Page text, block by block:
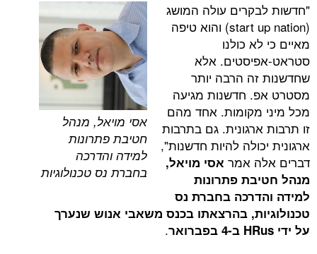
אסי מויאל, מנהל
חטיבת פתרונות
למידה והדרכה
בחברת נס טכנולוגיות
"חדשות לבקרים עולה המושג
(start up nation) והוא טיפה
מאיים כי לא כולנו
סטראט-אפיסטים. אלא
שחדשנות זה הרבה יותר
מסטרט אפ. חדשנות מגיעה
מכל מיני מקומות. אחד מהם
זו תרבות ארגונית. גם בתרבות
ארגונית יכולה להיות חדשנות",
דברים אלה אמר אסי מויאל,
מנהל חטיבת פתרונות
למידה והדרכה בחברת נס
טכנולוגיות, בהרצאתו בכנס משאבי אנוש שנערך
על ידי HRus ב-4 בפברואר
.